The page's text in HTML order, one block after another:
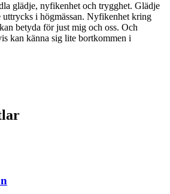
glädje, nyfikenhet och trygghet. Glädje
uttrycks i högmässan. Nyfikenhet kring
betyda för just mig och oss. Och
kan känna sig lite bortkommen i